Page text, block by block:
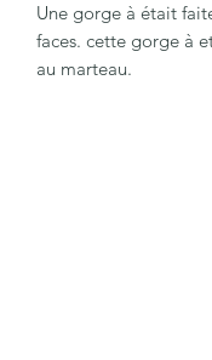
Une gorge à était
faces. cette gorge à
au marteau.